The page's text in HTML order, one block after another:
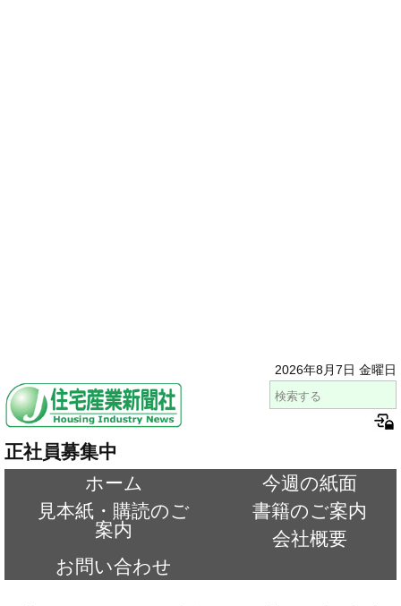
2026年8月7日 金曜日
正社員募集中
ホーム
今週の紙面
見本紙・購読のご
案内
書籍のご案内
会社概要
お問い合わせ